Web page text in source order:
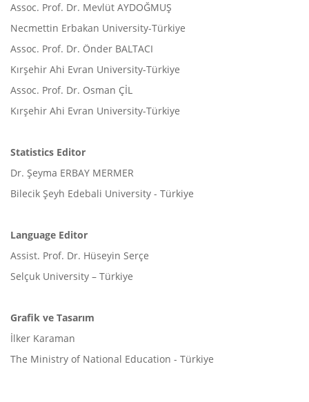
Assoc. Prof. Dr. Mevlüt AYDOĞMUŞ
Necmettin Erbakan University-Türkiye
Assoc. Prof. Dr. Önder BALTACI
Kırşehir Ahi Evran University-Türkiye
Assoc. Prof. Dr. Osman ÇİL
Kırşehir Ahi Evran University-Türkiye
Statistics Editor
Dr. Şeyma ERBAY MERMER
Bilecik Şeyh Edebali University - Türkiye
Language Editor
Assist. Prof. Dr. Hüseyin Serçe
Selçuk University – Türkiye
Grafik ve Tasarım
İlker Karaman
The Ministry of National Education - Türkiye